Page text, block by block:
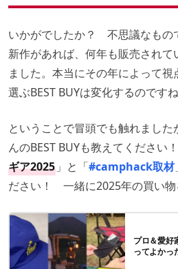
いかがでしたか？ 不思議なもの
新作があれば、何年も販売されて
ました。本当にその年によって
選ぶBEST BUYは変化するのですね
ということで冒頭でも触れました
んのBEST BUYも教えてください
ギア2025 」と「#camphack取材
ださい！ 一緒に2025年の買い物
プロ＆愛好
ってよかっ